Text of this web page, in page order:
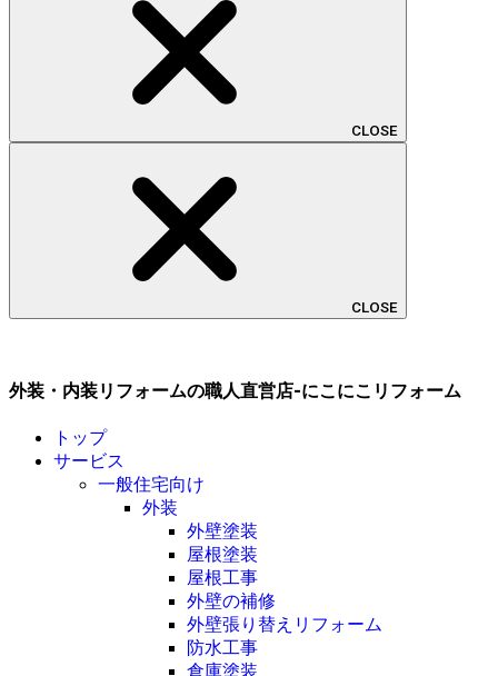
CLOSE
CLOSE
外装・内装リフォームの職人直営店-にこにこリフォーム
トップ
サービス
一般住宅向け
外装
外壁塗装
屋根塗装
屋根工事
外壁の補修
外壁張り替えリフォーム
防水工事
倉庫塗装